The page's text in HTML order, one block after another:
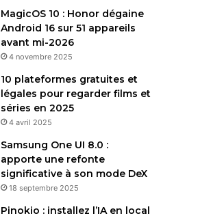
MagicOS 10 : Honor dégaine
Android 16 sur 51 appareils
avant mi-2026
4 novembre 2025
10 plateformes gratuites et
légales pour regarder films et
séries en 2025
4 avril 2025
Samsung One UI 8.0 :
apporte une refonte
significative à son mode DeX
18 septembre 2025
Pinokio : installez l’IA en local